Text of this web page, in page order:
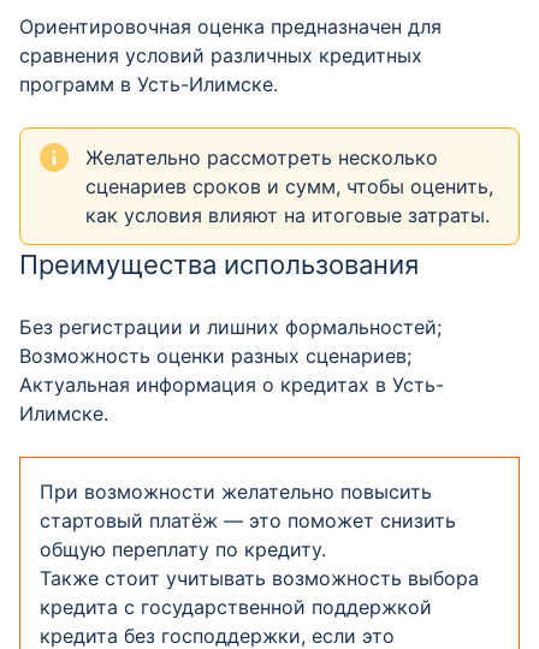
Ориентировочная оценка предназначен для
сравнения условий различных кредитных
программ в Усть-Илимске.
Желательно рассмотреть несколько
сценариев сроков и сумм, чтобы оценить,
как условия влияют на итоговые затраты.
Преимущества использования
Без регистрации и лишних формальностей;
Возможность оценки разных сценариев;
Актуальная информация о кредитах в Усть-
Илимске.
При возможности желательно повысить
стартовый платёж — это поможет снизить
общую переплату по кредиту.
Также стоит учитывать возможность выбора
кредита с государственной поддержкой
кредита без господдержки, если это